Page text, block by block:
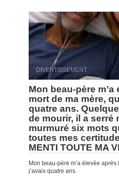
DIVERTISSEMENT
Mon beau-père m’a
mort de ma mère,
quatre ans.
de mourir, il a serré
murmuré six mots
toutes mes
MENTI TOUTE MA
Mon beau-père m’a élevée
j’avais quatre ans.